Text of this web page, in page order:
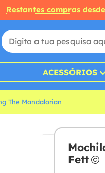
Restantes compras desde
ACESSÓRIOS
The Mandalorian
Fett